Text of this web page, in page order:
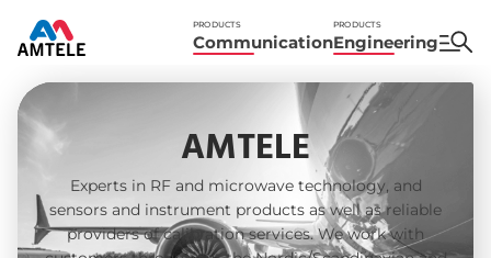
PRODUCTS
Communication
PRODUCTS
Engineering
AMTELE
Experts in RF and microwave technology, and
sensors and instrument products as well as reliable
providers of calibration services. We work with